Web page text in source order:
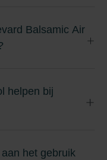
Balsamic Air
helpen bij
het gebruik